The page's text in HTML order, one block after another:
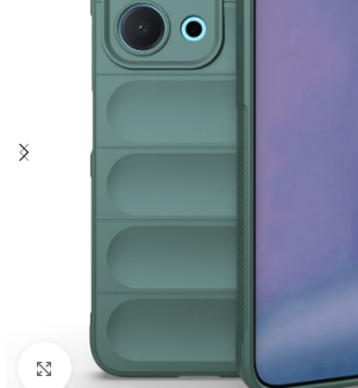
Click to enlarge